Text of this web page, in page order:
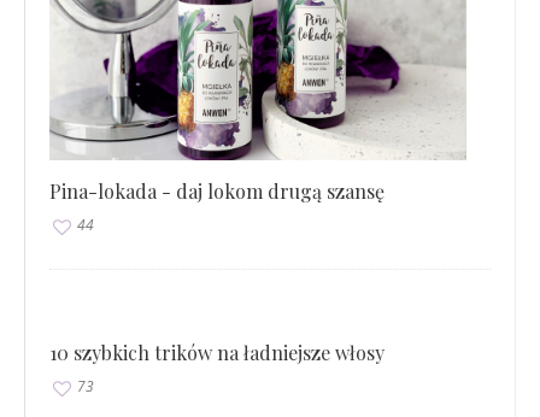
Pina-lokada - daj lokom drugą szansę
44
10 szybkich trików na ładniejsze włosy
73